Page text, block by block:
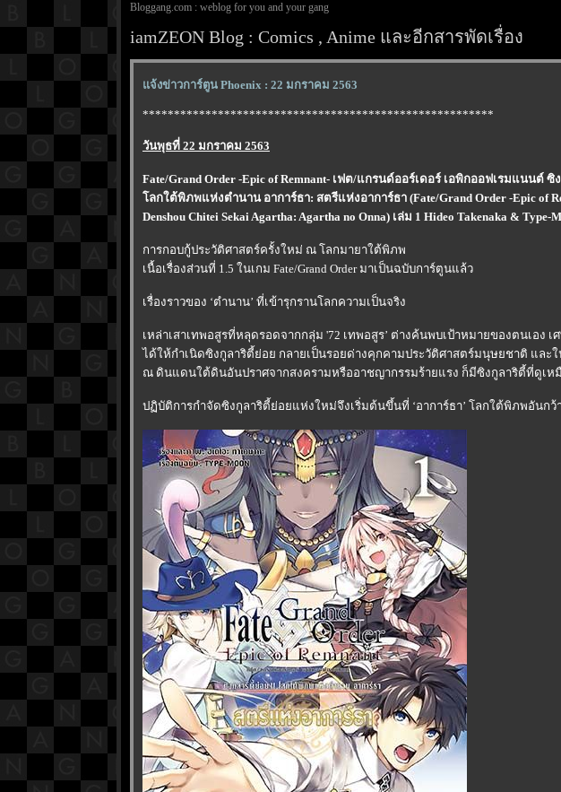
Bloggang.com : weblog for you and your gang
iamZEON Blog : Comics , Anime และอีกสารพัดเรื่อง
จ้งข่าวการ์ตูน Phoenix : 22 มกราคม 2563
********************************************************
วันพุธที่ 22 มกราคม 2563
Fate/Grand Order -Epic of Remnant- เฟต/แกรนด์ออร์เดอร์ เอพิกออฟเรมแนนต์ ซิ
ลกใต้พิภพแห่งตำนาน อาการ์ธา: สตรีแห่งอาการ์ธา (Fate/Grand Order -Epic of
Denshou Chitei Sekai Agartha: Agartha no Onna) เล่ม 1 Hideo Takenaka & Type-
การกอบกู้ประวัติศาสตร์ครั้งใหม่ ณ โลกมายาใต้พิภพ
เนื้อเรื่องส่วนที่ 1.5 ในเกม Fate/Grand Order มาเป็นฉบับการ์ตูนแล้ว
เรื่องราวของ ‘ตำนาน’ ที่เข้ารุกรานโลกความเป็นจริง
เหล่าเสาเทพอสูรที่หลุดรอดจากกลุ่ม '72 เทพอสูร’ ต่างค้นพบเป้าหมายของตนเอง
ได้ให้กำเนิดซิงกูลาริตี้ย่อย กลายเป็นรอยด่างคุกคามประวัติศาสตร์มนุษยชาติ และ
ณ ดินแดนใต้ดินอันปราศจากสงครามหรืออาชญากรรมร้ายแรง ก็มีซิงกูลาริตี้ที่ดูเห
ปฏิบัติการกำจัดซิงกูลาริตี้ย่อยแห่งใหม่จึงเริ่มต้นขึ้นที่ ‘อาการ์ธา’ โลกใต้พิภพอันกว้